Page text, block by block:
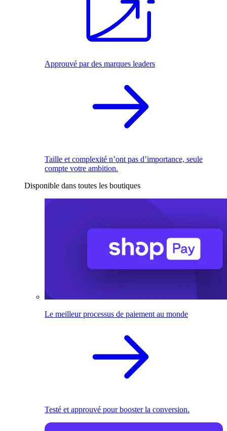
Approuvé par des marques leaders
Taille et complexité n’ont pas d’importance, seule
compte votre ambition.
Disponible dans toutes les boutiques
Le meilleur processus de paiement au monde
Testé et approuvé pour booster la conversion.